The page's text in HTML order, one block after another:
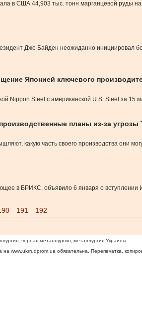
в США 44,903 тыс. тонн марганцевой руды
Джо Байден неожиданно инициировал
Японией ключевого
Nippon Steel с американской U.S. Steel за
планы из-за угрозы
какую часть своего производства
в БРИКС, объявило 6 января о вступлении
191 192
черная металлургия, металлургия Украины
на www.ukrrudprom.ua обязательна. Перепечатка,